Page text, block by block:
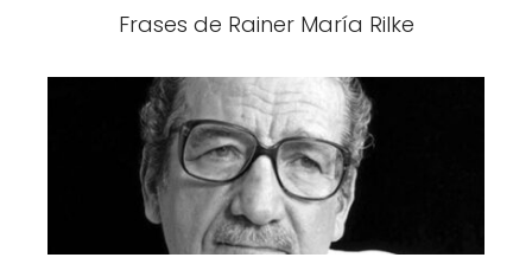
Frases de Rainer María Rilke